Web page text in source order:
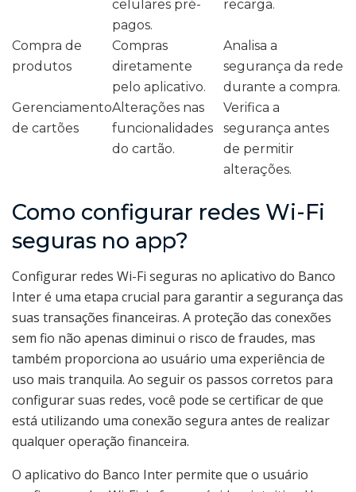
celulares pré-
pagos.
recarga.
Compra de
produtos
Compras
diretamente
pelo aplicativo.
Analisa a
segurança da rede
durante a compra.
Gerenciamento
de cartões
Alterações nas
funcionalidades
do cartão.
Verifica a
segurança antes
de permitir
alterações.
Como configurar redes Wi-Fi
seguras no app?
Configurar redes Wi-Fi seguras no aplicativo do Banco
Inter é uma etapa crucial para garantir a segurança das
suas transações financeiras. A proteção das conexões
sem fio não apenas diminui o risco de fraudes, mas
também proporciona ao usuário uma experiência de
uso mais tranquila. Ao seguir os passos corretos para
configurar suas redes, você pode se certificar de que
está utilizando uma conexão segura antes de realizar
qualquer operação financeira.
O aplicativo do Banco Inter permite que o usuário